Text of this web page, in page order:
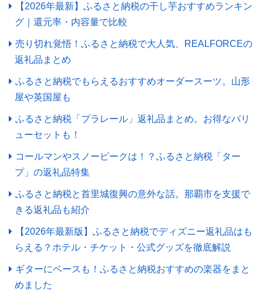
【2026年最新】ふるさと納税の干し芋おすすめランキン
グ｜還元率・内容量で比較
売り切れ覚悟！ふるさと納税で大人気、REALFORCEの
返礼品まとめ
ふるさと納税でもらえるおすすめオーダースーツ。山形
屋や英国屋も
ふるさと納税「プラレール」返礼品まとめ。お得なバリ
ューセットも！
コールマンやスノーピークは！？ふるさと納税「ター
プ」の返礼品特集
ふるさと納税と首里城復興の意外な話。那覇市を支援で
きる返礼品も紹介
【2026年最新版】ふるさと納税でディズニー返礼品はも
らえる？ホテル・チケット・公式グッズを徹底解説
ギターにベースも！ふるさと納税おすすめの楽器をまと
めました